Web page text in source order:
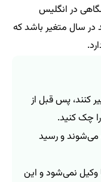
در انگلیس
بین 10,000 تا 38,000 پوند در سال متغیر باشد که
کنند، پس قبل از
می‌شوند و رسید
نمی‌شود و این